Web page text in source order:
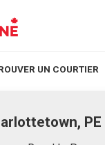
UN COURTIER
PE